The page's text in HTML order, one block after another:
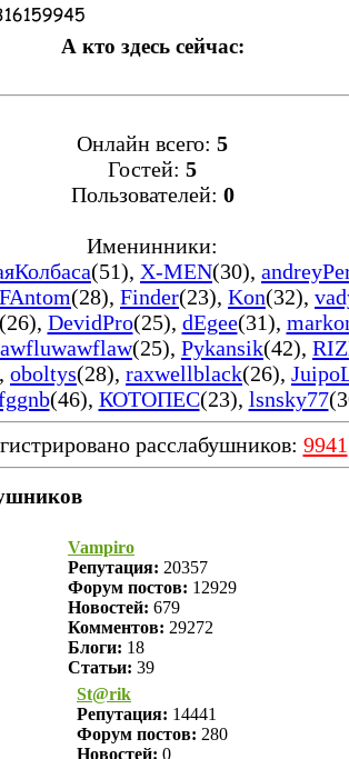
А кто здесь сейчас:
Онлайн всего: 5
Гостей: 5
Пользователей: 0
Именинники:
(51), X-MEN(30),
FAntom(28), Finder(23), Kon(32),
, DevidPro(25), dEgee(31),
awfluwawflaw(25), Pykansik(42),
, oboltys(28), raxwellblack(26),
(46), КОТОПЕС(23), lsnsky77
расслабушников: 9941
Vampiro
Репутация: 20357
Форум постов: 12929
Новостей: 679
Комментов: 29272
Блоги: 18
Статьи: 39
St@rik
Репутация: 14441
Форум постов: 280
Новостей: 0